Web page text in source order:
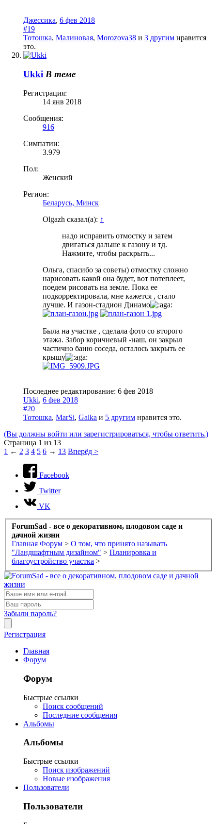
Джессика, 6 фев 2018
#19
Тотошка, Малиновая, Morozova38 и 3 другим нравится
это.
Ukki В теме
Регистрация:
14 янв 2018
Сообщения:
916
Симпатии:
3.979
Пол:
Женский
Регион:
Беларусь, Минск
Olgazh сказал(а): ↑
надо исправить отмостку и затем
двигаться дальше к газону и тд.
Нажмите, чтобы раскрыть...
Ольга, спасибо за советы) отмостку сложно
нарисовать какой она будет, вот потеплеет,
поедем рисовать на земле. Пока ее
подкорректировала, мне кажется , стало
лучше. И газон-стадион Динамо
Была на участке , сделала фото со второго
этажа. Забор коричневый -наш, он закрыл
частично баню соседа, осталось закрыть ее
крышу
Последнее редактирование: 6 фев 2018
Ukki, 6 фев 2018
#20
Тотошка, MarSi, Galka и 5 другим нравится это.
(Вы должны войти или зарегистрироваться, чтобы ответить.)
Страница 1 из 13
1 ← 2 3 4 5 6 → 13 Вперёд >
Facebook
Twitter
VK
ForumSad - все о декоративном, плодовом саде и
дачной жизни
Главная Форум > О том, что принято называть
"Ландшафтным дизайном" > Планировка и
благоустройство участка >
Забыли пароль?
Регистрация
Главная
Форум
Форум
Быстрые ссылки
Поиск сообщений
Последние сообщения
Альбомы
Альбомы
Быстрые ссылки
Поиск изображений
Новые изображения
Пользователи
Пользователи